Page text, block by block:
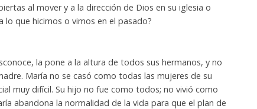
al mover y a la dirección de Dios en su iglesia o
que hicimos o vimos en el pasado?
la pone a la altura de todos sus hermanos, y no
María no se casó como todas las mujeres de su
muy difícil. Su hijo no fue como todos; no vivió como
abandona la normalidad de la vida para que el plan de